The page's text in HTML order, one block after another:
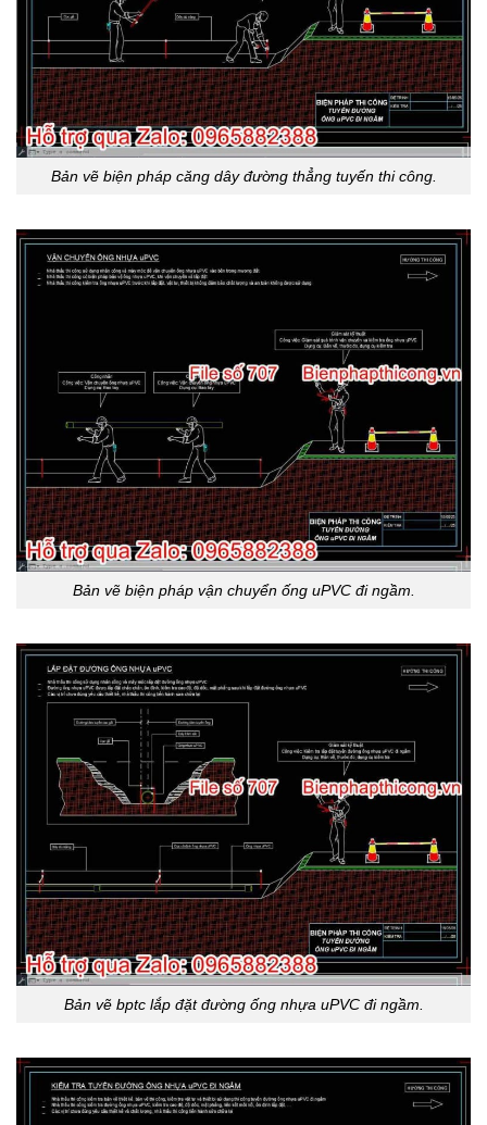
Bản vẽ biện pháp căng dây đường thẳng tuyến thi công.
Bản vẽ biện pháp vận chuyển ống uPVC đi ngầm.
Bản vẽ bptc lắp đặt đường ống nhựa uPVC đi ngầm.